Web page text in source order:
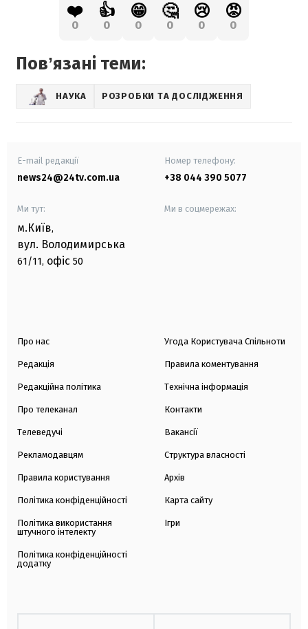
❤️
0
👍
0
😁
0
🤔
0
😢
0
😡
0
Повʼязані теми:
НАУКА РОЗРОБКИ ТА ДОСЛІДЖЕННЯ
E-mail редакції
news24@24tv.com.ua
Номер телефону:
+38 044 390 5077
Ми тут:
м.Київ,
вул. Володимирська
61/11, офіс 50
Ми в соцмережах:
Про нас
Редакція
Редакційна політика
Про телеканал
Телеведучі
Рекламодавцям
Правила користування
Політика конфіденційності
Політика використання
штучного інтелекту
Політика конфіденційності
додатку
Угода Користувача Спільноти
Правила коментування
Технічна інформація
Контакти
Вакансії
Структура власності
Архів
Карта сайту
Ігри